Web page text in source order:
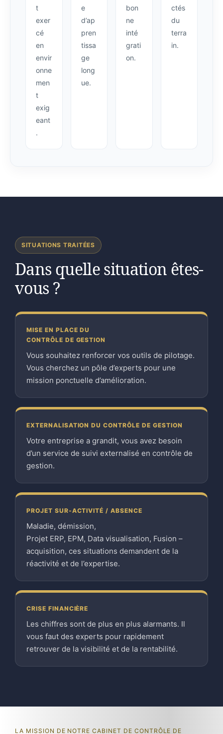
t
exer
cé
en
envir
onne
men
t
exig
eant
.
e
d’ap
pren
tissa
ge
long
ue.
bon
ne
inté
grati
on.
ctés
du
terra
in.
SITUATIONS TRAITÉES
Dans quelle situation êtes-
vous ?
MISE EN PLACE DU
CONTRÔLE DE GESTION
Vous souhaitez renforcer vos outils de pilotage.
Vous cherchez un pôle d’experts pour une
mission ponctuelle d’amélioration.
EXTERNALISATION DU CONTRÔLE DE GESTION
Votre entreprise a grandit, vous avez besoin
d’un service de suivi externalisé en contrôle de
gestion.
PROJET SUR-ACTIVITÉ / ABSENCE
Maladie, démission,
Projet ERP, EPM, Data visualisation, Fusion –
acquisition, ces situations demandent de la
réactivité et de l’expertise.
CRISE FINANCIÈRE
Les chiffres sont de plus en plus alarmants. Il
vous faut des experts pour rapidement
retrouver de la visibilité et de la rentabilité.
LA MISSION DE NOTRE CABINET DE CONTRÔLE DE